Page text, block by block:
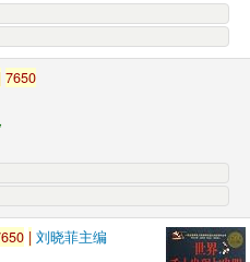
7650
| 刘晓菲主编